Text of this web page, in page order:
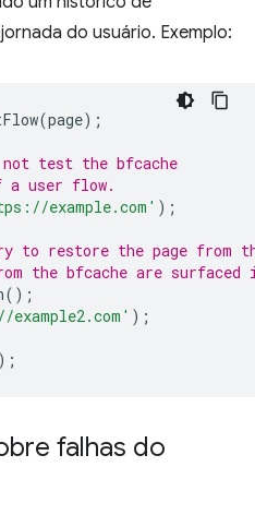
do usuário. Exemplo:
(page);
test the bfcache
user flow.
example.com' );
to restore the page from
the bfcache are
();
);
falhas do